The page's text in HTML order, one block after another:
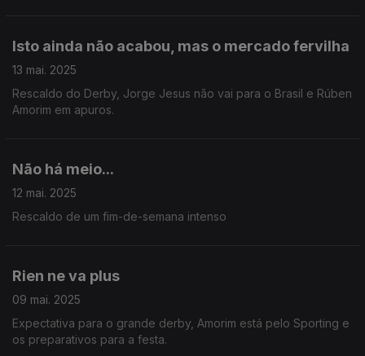
Isto ainda não acabou, mas o mercado fervilha
13 mai. 2025
Rescaldo do Derby, Jorge Jesus não vai para o Brasil e Rúben
Amorim em apuros.
Não há meio...
12 mai. 2025
Rescaldo de um fim-de-semana intenso
Rien ne va plus
09 mai. 2025
Expectativa para o grande derby, Amorim está pelo Sporting e
os preparativos para a festa.